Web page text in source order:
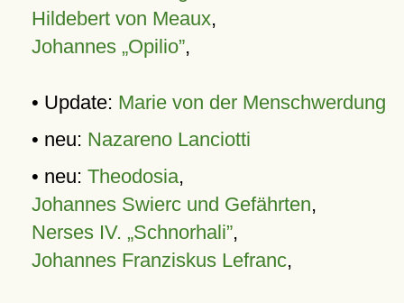
Hildebert von Meaux,
Johannes „Opilio”,
• Update: Marie von der Menschwerdung
• neu: Nazareno Lanciotti
• neu: Theodosia,
Johannes Swierc und Gefährten,
Nerses IV. „Schnorhali”,
Johannes Franziskus Lefranc,